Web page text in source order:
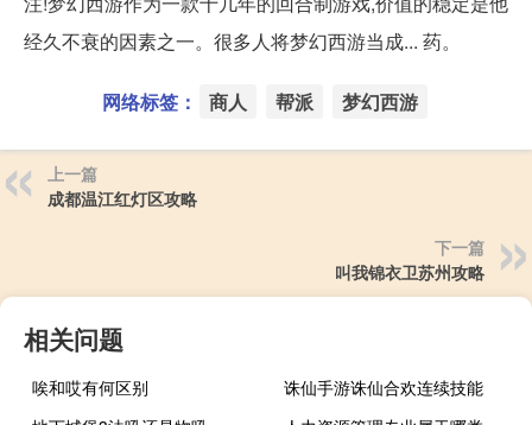
经久不衰的因素之一。很多人将梦幻西游当成... 药。
网络标签： 商人 帮派 梦幻西游
上一篇
成都温江红灯区攻略
下一篇
叫我锦衣卫苏州攻略
相关问题
唉和哎有何区别
诛仙手游诛仙合欢连续技能